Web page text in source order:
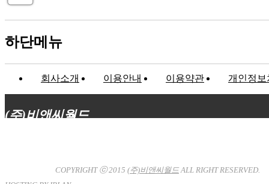
하단메뉴
회사소개 이용안내 이용약관 개인정보
(주)비앤씨월드
COPYRIGHT ⓒ 2015 (주)비앤씨월드ALL RIGHT RESERVED.